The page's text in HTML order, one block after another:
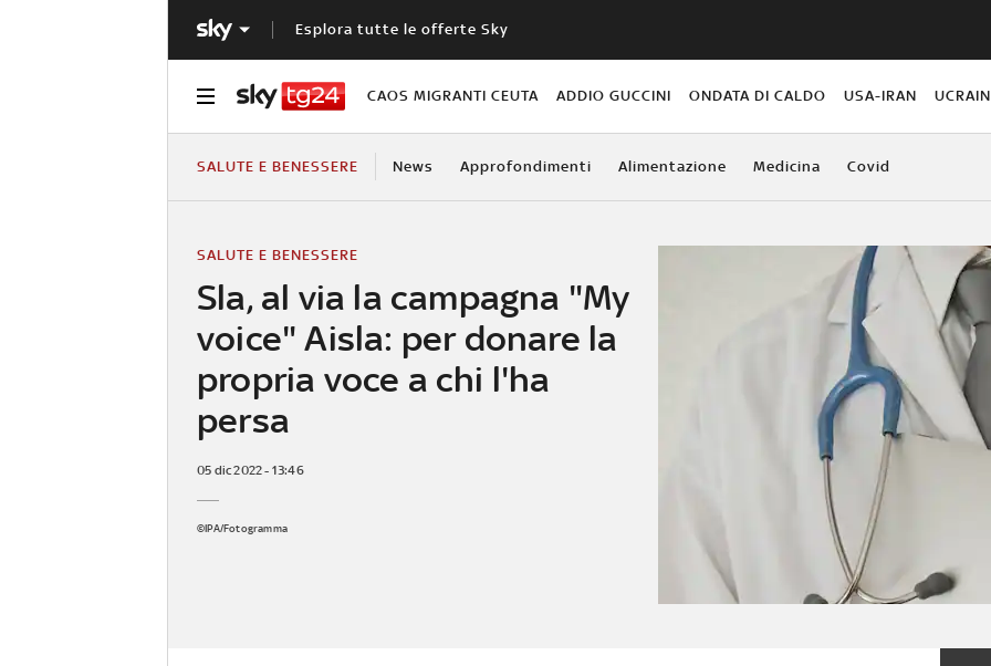
Esplora tutte le offerte Sky
CAOS MIGRANTI CEUTA ADDIO GUCCINI ONDATA DI CALDO USA-IRAN
SALUTE E BENESSERE News Approfondimenti Alimentazione Medicina Covid
Sla, al via la campagna "My
voice" Aisla: per donare la
propria voce a chi l'ha
persa
SALUTE E BENESSERE
05 dic 2022 - 13:46
©IPA/Fotogramma